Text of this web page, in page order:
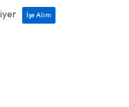
İşe Alım